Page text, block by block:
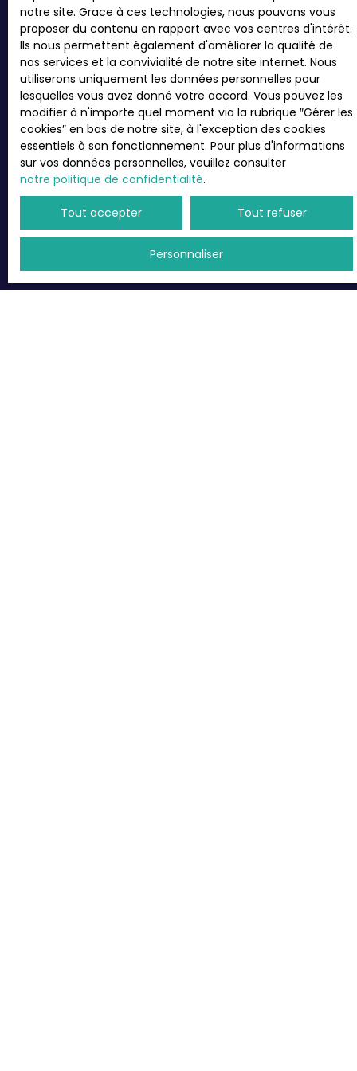
adressé à :
Société Worldline, Service Bloctel, CS 61311, 41013
BLOIS CEDEX.
Pour en savoir plus sur le traitement de vos
données personnelles, veuillez consulter notre
politique de confidentialité .
notre site. Grace à ces technologies, nous pouvons vous
proposer du contenu en rapport avec vos centres d'intérêt.
Ils nous permettent également d'améliorer la qualité de
nos services et la convivialité de notre site internet. Nous
utiliserons uniquement les données personnelles pour
lesquelles vous avez donné votre accord. Vous pouvez les
modifier à n'importe quel moment via la rubrique ″Gérer les
cookies″ en bas de notre site, à l'exception des cookies
essentiels à son fonctionnement. Pour plus d'informations
sur vos données personnelles, veuillez consulter
notre politique de confidentialité.
Tout accepter Tout refuser
Personnaliser